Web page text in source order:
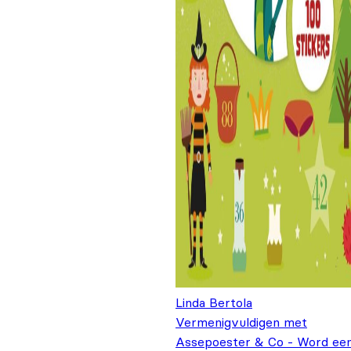
Linda Bertola
Vermenigvuldigen met
Assepoester & Co - Word